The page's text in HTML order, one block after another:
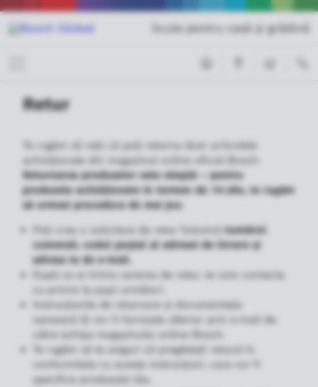
Scule pentru casă şi grădină
Retur
Te rugăm să reții că poți returna doar articolele
achiziționate din magazinul online oficial Bosch.
Returnarea produselor este simplă – pentru
produsele achiziționate în termen de 14 zile, te rugăm
să urmezi procedura de mai jos:
Poți crea o solicitare de retur folosindnumărul
comenzii, codul poștal al adresei de livrare și
adresa ta de e-mail.
După ce ai trimis cererea de retur, te vom contacta
cu privire la pașii următori.
Instrucțiunile de returnare și documentația
necesară îți vor fi furnizate ulterior prin e-mail de
către echipa magazinului online Bosch.
Te rugăm să te asiguri că pregătești returul în
conformitate cu aceste instrucțiuni, care vor fi
specifice produsului tău.